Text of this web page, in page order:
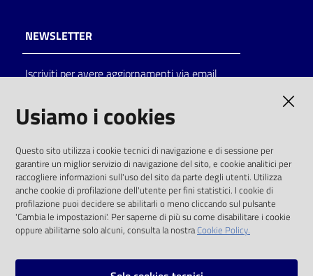
NEWSLETTER
Iscriviti per avere aggiornamenti via email
solo alle condizioni previste dalla direttiva
comunitaria 2003/98/CE e dal d.lgs. 36/2006
SOCIAL
Instagram
Usiamo i cookies
Questo sito utilizza i cookie tecnici di navigazione e di sessione per
garantire un miglior servizio di navigazione del sito, e cookie analitici per
raccogliere informazioni sull'uso del sito da parte degli utenti. Utilizza
anche cookie di profilazione dell'utente per fini statistici. I cookie di
profilazione puoi decidere se abilitarli o meno cliccando sul pulsante
'Cambia le impostazioni'. Per saperne di più su come disabilitare i cookie
oppure abilitarne solo alcuni, consulta la nostraCookie Policy.